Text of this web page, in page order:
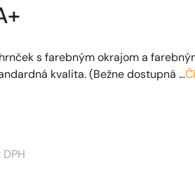
s farebným okrajom a
kvalita. (Bežne dostupná …